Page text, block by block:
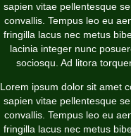
sapien vitae pellentesque
convallis. Tempus leo eu
fringilla lacus nec metus
lacinia integer nunc
sociosqu. Ad litora
Lorem ipsum dolor sit amet
sapien vitae pellentesque
convallis. Tempus leo eu
fringilla lacus nec metus